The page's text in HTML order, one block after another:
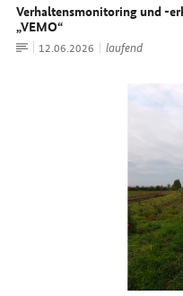
Verhaltensmonitoring und -
„VEMO“
ArtikelDatum:
12.06.2026 laufend